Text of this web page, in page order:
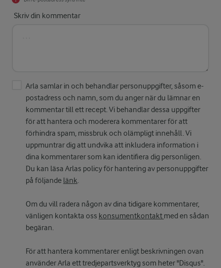
Skriv din kommentar
Arla samlar in och behandlar personuppgifter, såsom e-
postadress och namn, som du anger när du lämnar en
kommentar till ett recept. Vi behandlar dessa uppgifter
för att hantera och moderera kommentarer för att
förhindra spam, missbruk och olämpligt innehåll. Vi
uppmuntrar dig att undvika att inkludera information i
dina kommentarer som kan identifiera dig personligen.
Du kan läsa Arlas policy för hantering av personuppgifter
på följande länk.
Om du vill radera någon av dina tidigare kommentarer,
vänligen kontakta oss konsumentkontakt med en sådan
begäran.
För att hantera kommentarer enligt beskrivningen ovan
använder Arla ett tredjepartsverktyg som heter "Disqus".